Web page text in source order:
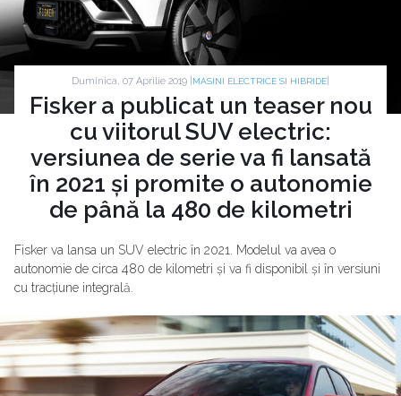
Duminica, 07 Aprilie 2019 | MASINI ELECTRICE SI HIBRIDE
Fisker a publicat un teaser nou
cu viitorul SUV electric:
versiunea de serie va fi lansată
în 2021 și promite o autonomie
de până la 480 de kilometri
Fisker va lansa un SUV electric în 2021. Modelul va avea o
autonomie de circa 480 de kilometri și va fi disponibil și în versiuni
cu tracțiune integrală.